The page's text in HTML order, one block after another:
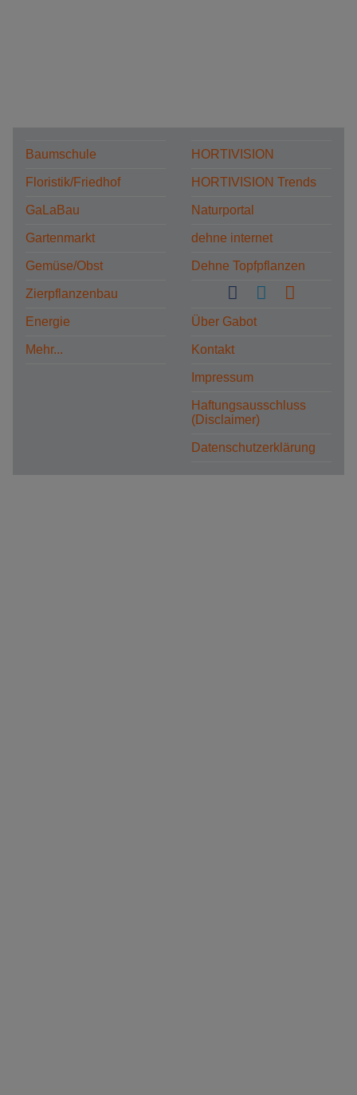
Baumschule
Floristik/Friedhof
GaLaBau
Gartenmarkt
Gemüse/Obst
Zierpflanzenbau
Energie
Mehr...
HORTIVISION
HORTIVISION Trends
Naturportal
dehne internet
Dehne Topfpflanzen
Über Gabot
Kontakt
Impressum
Haftungsausschluss
(Disclaimer)
Datenschutzerklärung